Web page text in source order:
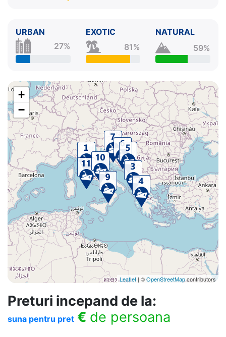
URBAN
27%
EXOTIC
81%
NATURAL
59%
+
−
Leaflet | ©OpenStreetMapcontributors
Preturi incepand de la:
suna pentru pret € de persoana